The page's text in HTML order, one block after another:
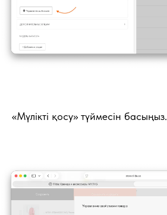
«Мүлікті қосу» түймесін басыңыз.